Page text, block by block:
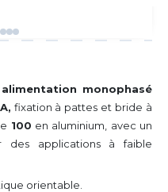
monophasé
fixation à pattes et bride à
100 en aluminium, avec un
des applications à faible
orientable.